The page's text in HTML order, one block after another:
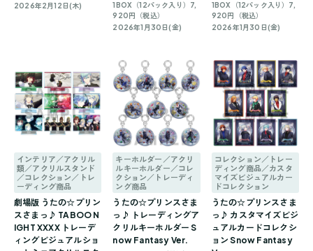
2026年2月12日(木)
1BOX（12パック入り）7,
920円（税込）
2026年1月30日(金)
1BOX（12パック入り）7,
920円（税込）
2026年1月30日(金)
インテリア／アクリル
類／アクリルスタンド
／コレクション／トレ
ーディング商品
劇場版 うたの☆プリン
スさまっ♪ TABOO N
IGHT XXXX トレーデ
ィングビジュアルショ
キーホルダー／アクリ
ルキーホルダー／コレ
クション／トレーディ
ング商品
うたの☆プリンスさま
っ♪ トレーディングア
クリルキーホルダー S
now Fantasy Ver.
コレクション／トレー
ディング商品／カスタ
マイズビジュアルカー
ドコレクション
うたの☆プリンスさま
っ♪ カスタマイズビジ
ュアルカードコレクシ
ョン Snow Fantasy